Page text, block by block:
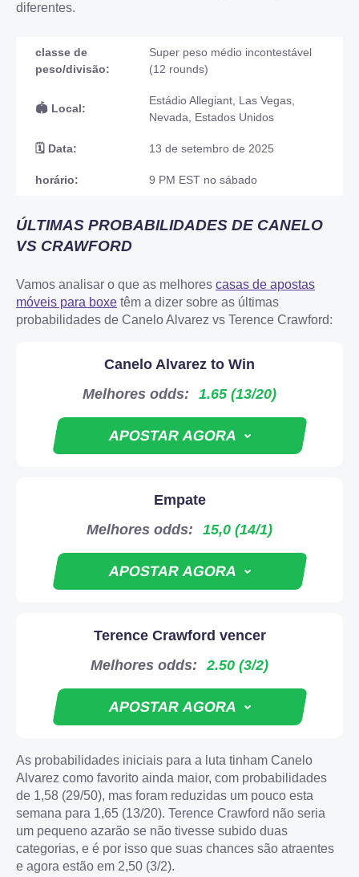
diferentes.
classe de
peso/divisão:
Super peso médio incontestável
(12 rounds)
🏟️ Local:
Estádio Allegiant, Las Vegas,
Nevada, Estados Unidos
🗓️ Data: 13 de setembro de 2025
horário: 9 PM EST no sábado
ÚLTIMAS PROBABILIDADES DE CANELO
VS CRAWFORD
Vamos analisar o que as melhores casas de apostas
móveis para boxe têm a dizer sobre as últimas
probabilidades de Canelo Alvarez vs Terence Crawford:
Canelo Alvarez to Win
Melhores odds:
1.65 (13/20)
APOSTAR AGORA
50% até $250
125% ate $1250
APOSTAR AGORA
4.5
Empate
Melhores odds:
15,0 (14/1)
APOSTAR AGORA
50% até $250
4.3
125% ate $1250
Terence Crawford vencer
Melhores odds:
2.50 (3/2)
APOSTAR AGORA
4.6
50% até $250
APOSTAR AGORA
As probabilidades iniciais para a luta tinham Canelo
Alvarez como favorito ainda maior, com probabilidades
de 1,58 (29/50), mas foram reduzidas um pouco esta
semana para 1,65 (13/20). Terence Crawford não seria
um pequeno azarão se não tivesse subido duas
categorias, e é por isso que suas chances são atraentes
e agora estão em 2,50 (3/2).